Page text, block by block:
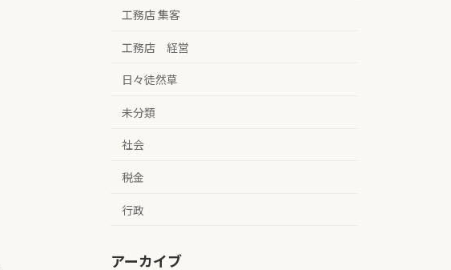
工務店 集客
工務店 経営
日々徒然草
未分類
社会
税金
行政
アーカイブ